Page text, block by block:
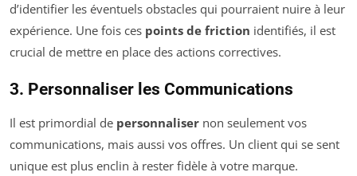
d’identifier les éventuels obstacles qui pourraient nuire à leur
expérience. Une fois ces points de friction identifiés, il est
crucial de mettre en place des actions correctives.
3. Personnaliser les Communications
Il est primordial de personnaliser non seulement vos
communications, mais aussi vos offres. Un client qui se sent
unique est plus enclin à rester fidèle à votre marque.